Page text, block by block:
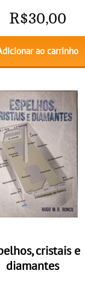
R$30,00
ao carrinho
cristais e
diamantes